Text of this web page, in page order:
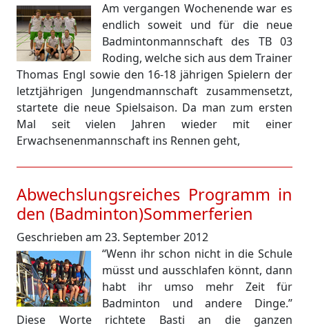
Am vergangen Wochenende war es
endlich soweit und für die neue
Badmintonmannschaft des TB 03
Roding, welche sich aus dem Trainer
Thomas Engl sowie den 16-18 jährigen Spielern der
letztjährigen Jungendmannschaft zusammensetzt,
startete die neue Spielsaison. Da man zum ersten
Mal seit vielen Jahren wieder mit einer
Erwachsenenmannschaft ins Rennen geht,
Abwechslungsreiches Programm in
den (Badminton)Sommerferien
Geschrieben am 23. September 2012
“Wenn ihr schon nicht in die Schule
müsst und ausschlafen könnt, dann
habt ihr umso mehr Zeit für
Badminton und andere Dinge.”
Diese Worte richtete Basti an die ganzen